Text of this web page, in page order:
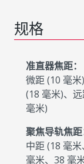
规格
准直器焦距：
微距 (10 毫
(18 毫米)、
毫米)
聚焦导轨焦距
中距 (18 毫
毫米、38 毫